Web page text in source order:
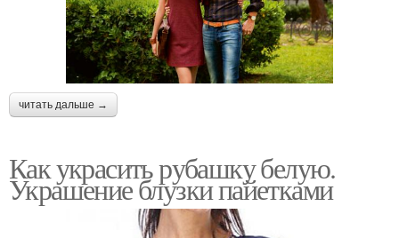
читать дальше →
Как украсить рубашку белую.
Украшение блузки пайетками